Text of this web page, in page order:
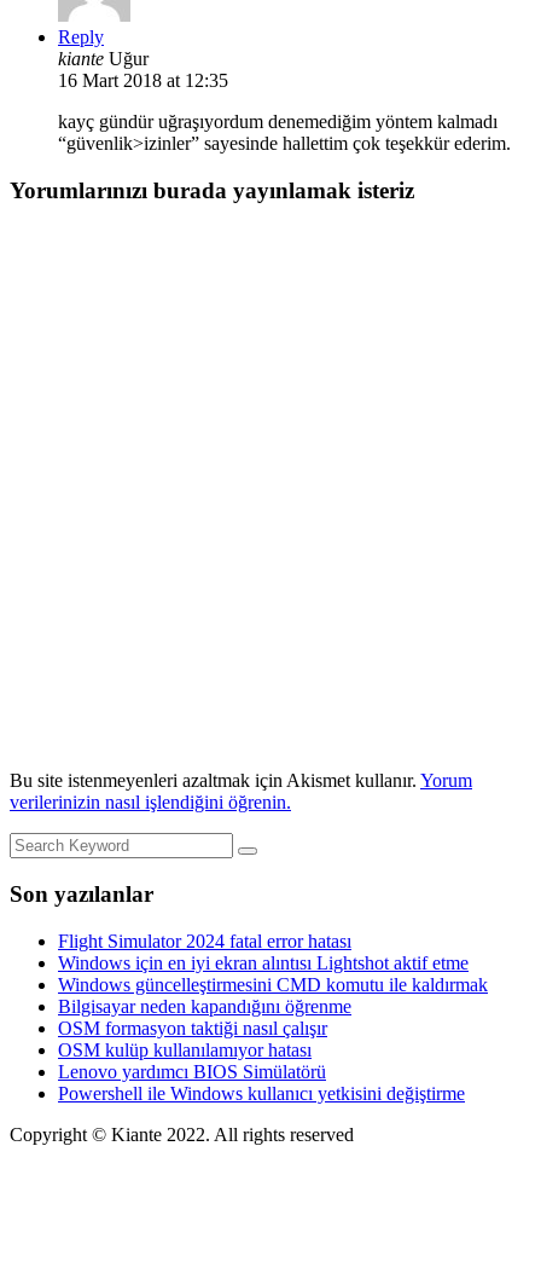
Reply
kiante Uğur
16 Mart 2018 at 12:35
kayç gündür uğraşıyordum denemediğim yöntem kalmadı
“güvenlik>izinler” sayesinde hallettim çok teşekkür ederim.
Yorumlarınızı burada yayınlamak isteriz
Bu site istenmeyenleri azaltmak için Akismet kullanır. Yorum
verilerinizin nasıl işlendiğini öğrenin.
Son yazılanlar
Flight Simulator 2024 fatal error hatası
Windows için en iyi ekran alıntısı Lightshot aktif etme
Windows güncelleştirmesini CMD komutu ile kaldırmak
Bilgisayar neden kapandığını öğrenme
OSM formasyon taktiği nasıl çalışır
OSM kulüp kullanılamıyor hatası
Lenovo yardımcı BIOS Simülatörü
Powershell ile Windows kullanıcı yetkisini değiştirme
Copyright © Kiante 2022. All rights reserved